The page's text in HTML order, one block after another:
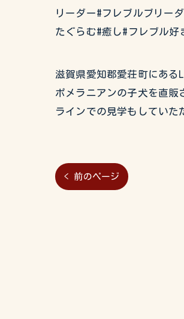
リーダー#フレブルブリー
たぐらむ#癒し#フレブル
滋賀県愛知郡愛荘町にある
ポメラニアンの子犬を直
ラインでの見学もしていた
< 前のページ